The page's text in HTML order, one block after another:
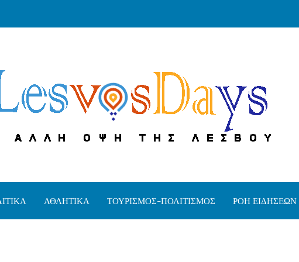
ΑΘΛΗΤΙΚΑ ΤΟΥΡΙΣΜΟΣ-ΠΟΛΙΤΙΣΜΟΣ ΡΟΗ ΕΙΔΗΣΕΩΝ